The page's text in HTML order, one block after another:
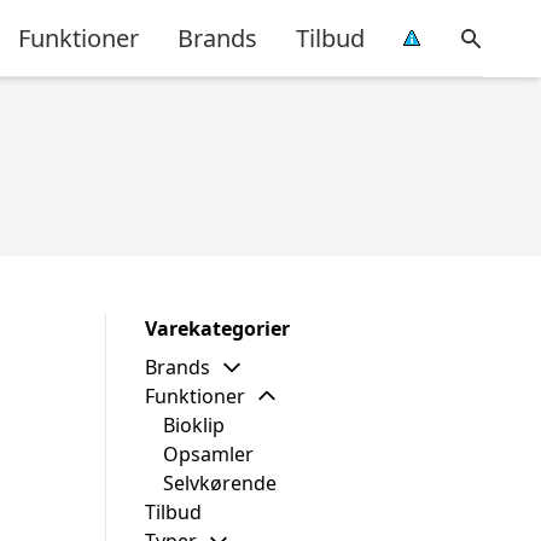
Funktioner Brands Tilbud
Varekategorier
Brands
Funktioner
Bioklip
Opsamler
Selvkørende
Tilbud